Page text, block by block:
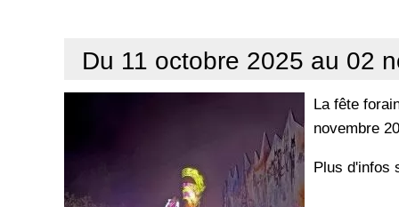
Du 11 octobre 2025 au 02
La fête
novembre
Plus d'infos